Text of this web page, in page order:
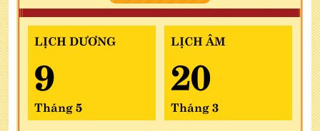
LỊCH DƯƠNG
9
Tháng 5
LỊCH ÂM
20
Tháng 3